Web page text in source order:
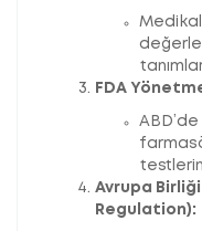
FDA
Avrupa
Regulation):